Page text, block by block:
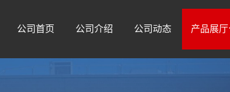
公司首页 公司介绍 公司动态 产品展厅